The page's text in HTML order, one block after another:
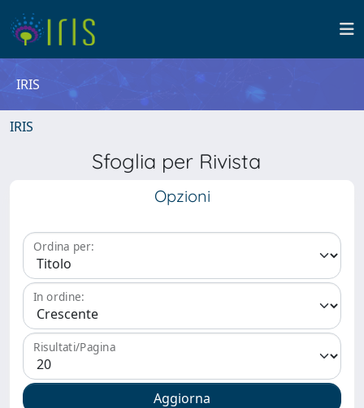
IRIS
IRIS
Sfoglia per Rivista
Opzioni
Ordina per:
In ordine:
Risultati/Pagina